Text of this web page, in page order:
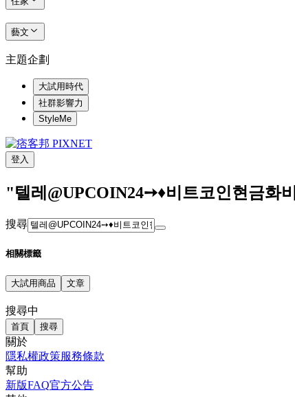
藝文
主題企劃
大試用時代
社群影響力
StyleMe
登入
"텔레@UPCOIN24➙♦비트코인현금화
搜尋
相關標籤
大試用商品 文章
搜尋中
首頁 搜尋
關於
隱私權政策服務條款
幫助
新版FAQ官方公告